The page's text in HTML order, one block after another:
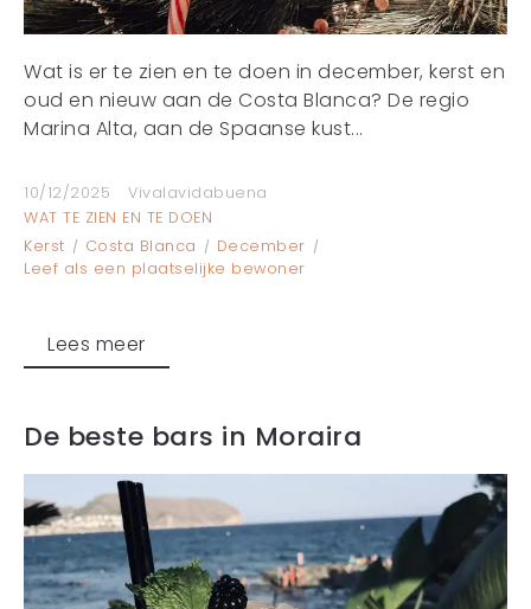
Wat is er te zien en te doen in december, kerst en
oud en nieuw aan de Costa Blanca? De regio
Marina Alta, aan de Spaanse kust...
10/12/2025
Vivalavidabuena
WAT TE ZIEN EN TE DOEN
Kerst
Costa Blanca
December
Leef als een plaatselijke bewoner
Lees meer
De beste bars in Moraira